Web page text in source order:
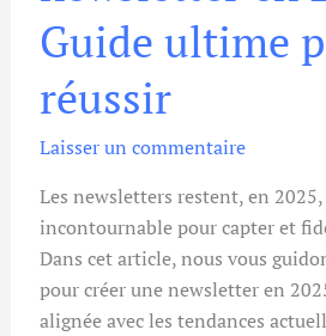
Guide ultime
réussir
Laisser un commentaire
Les newsletters restent, en
incontournable pour capter et
Dans cet article, nous vous
pour créer une newsletter en
alignée avec les tendances
en
2025
Guide
ultime
réussir